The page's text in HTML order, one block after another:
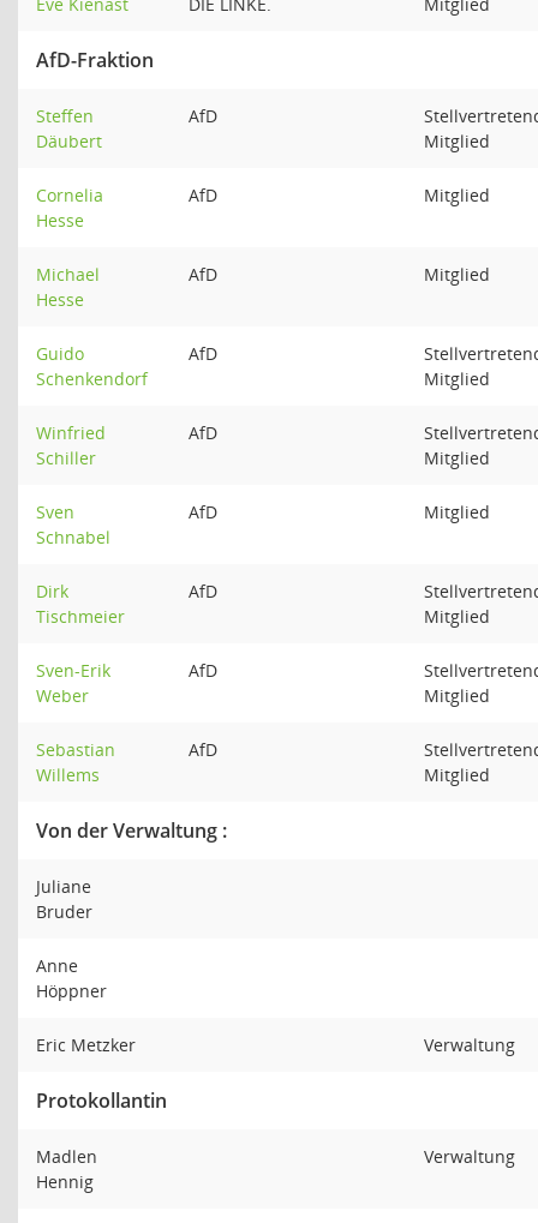
AfD-Fraktion
Steffen
Däubert
AfD
Mitglied
Cornelia
Hesse
AfD Mitglied
Michael
Hesse
AfD Mitglied
Guido
Schenkendorf
AfD
Mitglied
Winfried
Schiller
AfD
Mitglied
Sven
Schnabel
AfD Mitglied
Dirk
Tischmeier
AfD
Mitglied
Sven-Erik
Weber
AfD
Mitglied
Sebastian
Willems
AfD
Mitglied
Von der Verwaltung :
Juliane
Bruder
Anne
Höppner
Eric Metzker Verwaltung
Protokollantin
Madlen
Hennig
Verwaltung